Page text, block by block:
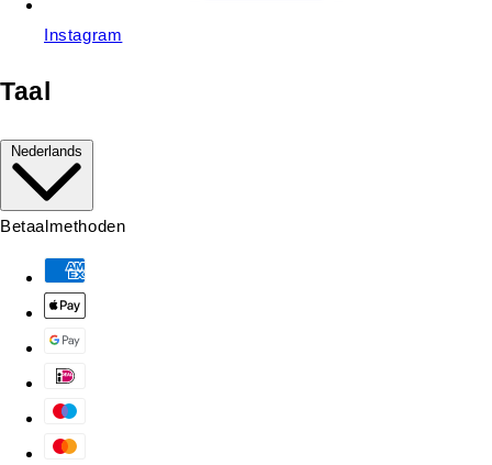
Instagram
Taal
Nederlands
Betaalmethoden